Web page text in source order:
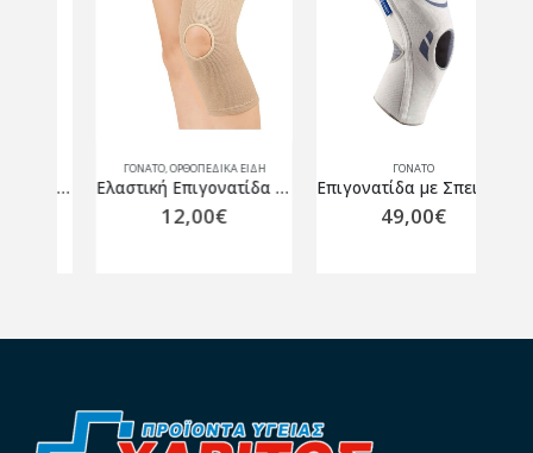
ΓΌΝΑΤΟ,ΟΡΘΟΠΕΔΙΚΑ ΕΙΔΗ
Ελαστική Επιγονατίδα με Τρύπα ES-704
12,00€
ΓΌΝΑΤΟ
Επιγονατίδα με Σπειροειδείς Μπανέλες και Δακτύλιο Σιλικόνης Thuasne Silistab Genu – Λευκό
49,00€